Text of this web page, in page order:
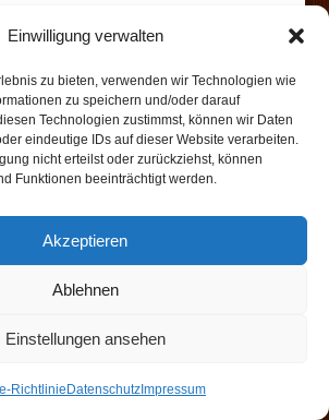
Einwilligung verwalten
zu bieten, verwenden wir Technologien wie
zu speichern und/oder darauf
Technologien zustimmst, können wir Daten
eindeutige IDs auf dieser Website verarbeiten.
nicht erteilst oder zurückziehst, können
Funktionen beeinträchtigt werden.
Akzeptieren
Ablehnen
Einstellungen ansehen
Richtlinie Datenschutz Impressum
Datenschutz
Richtlinie (EU)